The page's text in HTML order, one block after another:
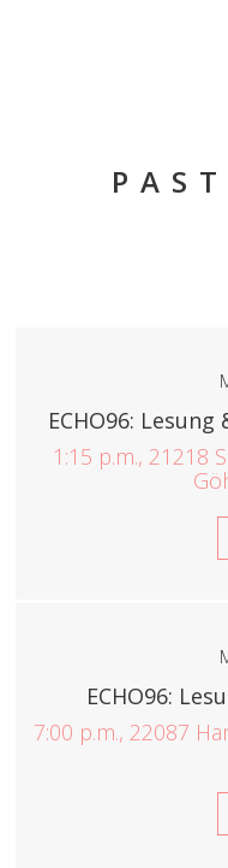
ECHO96:
1:15 p.m., 21218
ECHO96:
7:00 p.m., 22087